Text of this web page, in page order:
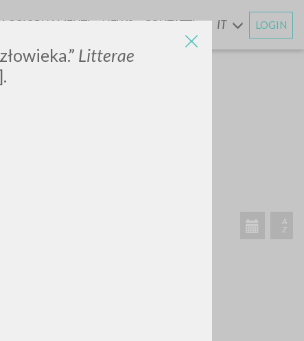
Litterae
AGGIORNAMENTIENEWS CONTATTI IT LOGIN